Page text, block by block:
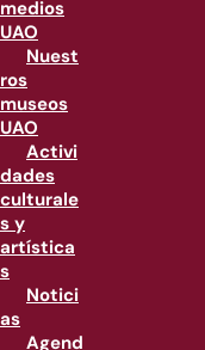
medios
UAO
Nuest
ros
museos
UAO
Activi
dades
culturale
s y
artística
s
Notici
as
Agend